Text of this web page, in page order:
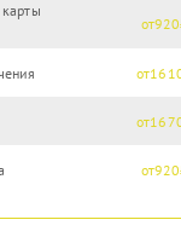
920
920